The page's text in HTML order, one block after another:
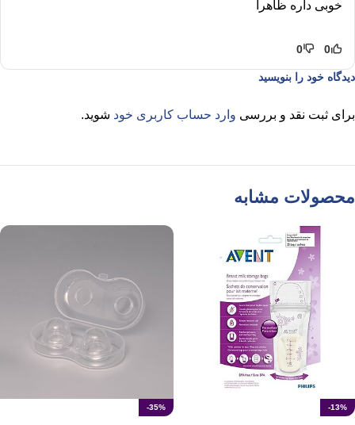
خوبی داره ظاهرا
0
0
دیدگاه خود را بنویسید
برای ثبت نقد و بررسی وارد حساب کاربری خود شوید.
محصولات مشابه
-13%
-35%